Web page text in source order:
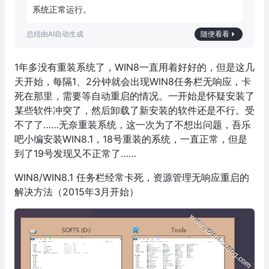
系统正常运行。
随便看看
1年多没有重装系统了，WIN8一直用着好好的，但是这几
天开始，每隔1、2分钟就会出现WIN8任务栏无响应，卡
死在那里，需要等自动重启的情况。一开始是怀疑安装了
某些软件冲突了，然后卸载了新安装的软件还是不行。受
不了了……无奈重装系统，这一次为了不想出问题，吾乐
吧小编安装WIN8.1，18号重装的系统，一直正常，但是
到了19号发现又不正常了……
WIN8/WIN8.1 任务栏经常卡死，资源管理无响应重启的
解决方法（2015年3月开始）